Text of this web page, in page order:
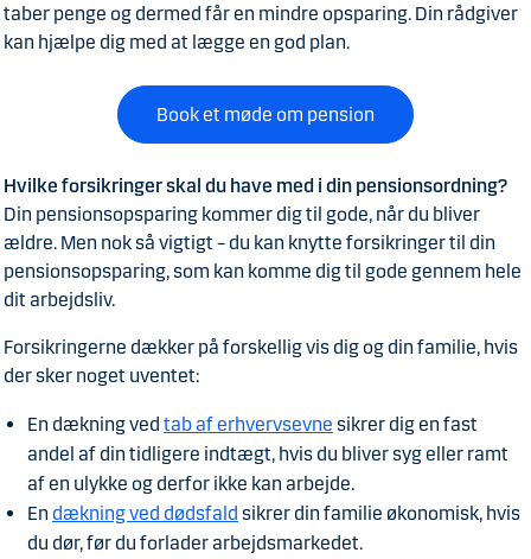
taber penge og dermed får en mindre opsparing. Din rådgiver
kan hjælpe dig med at lægge en god plan.
Book et møde om pension
Hvilke forsikringer skal du have med i din pensionsordning?
Din pensionsopsparing kommer dig til gode, når du bliver
ældre. Men nok så vigtigt – du kan knytte forsikringer til din
pensionsopsparing, som kan komme dig til gode gennem hele
dit arbejdsliv.
Forsikringerne dækker på forskellig vis dig og din familie, hvis
der sker noget uventet:
En dækning ved tab af erhvervsevne sikrer dig en fast
andel af din tidligere indtægt, hvis du bliver syg eller ramt
af en ulykke og derfor ikke kan arbejde.
En dækning ved dødsfald sikrer din familie økonomisk, hvis
du dør, før du forlader arbejdsmarkedet.